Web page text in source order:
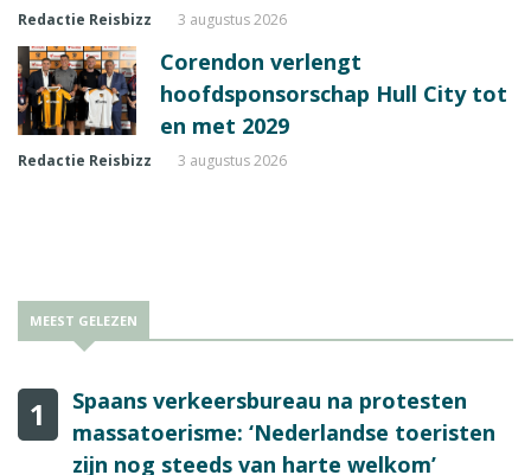
Redactie Reisbizz 3 augustus 2026
Corendon verlengt
hoofdsponsorschap Hull City tot
en met 2029
Redactie Reisbizz 3 augustus 2026
MEEST GELEZEN
1
Spaans verkeersbureau na protesten
massatoerisme: ‘Nederlandse toeristen
zijn nog steeds van harte welkom’